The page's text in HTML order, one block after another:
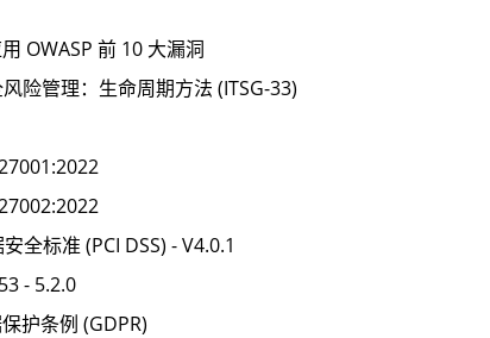
OWASP 前 10 大漏洞
险管理：生命周期方法 (ITSG-33)
全标准 (PCI DSS) - V4.0.1
- 5.2.0
护条例 (GDPR)